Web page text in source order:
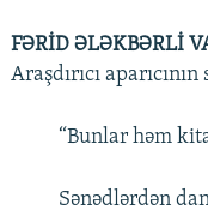
FƏRİD ƏLƏKBƏRLİ
Araşdırıcı
“Bunlar həm
Sənədlərdən